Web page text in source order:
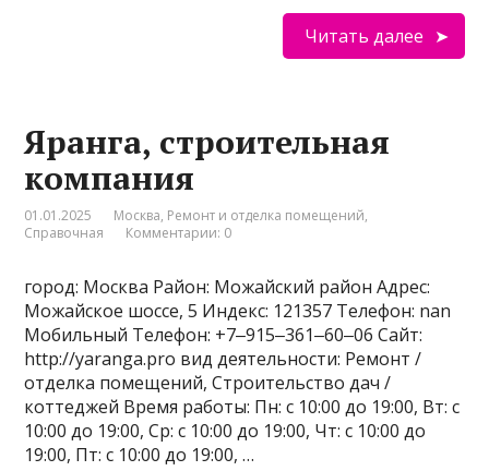
Читать далее
Яранга, строительная
компания
01.01.2025 Москва, Ремонт и отделка помещений,
Справочная
Комментарии: 0
город: Москва Район: Можайский район Адрес:
Можайское шоссе, 5 Индекс: 121357 Телефон: nan
Мобильный Телефон: +7‒915‒361‒60‒06 Сайт:
http://yaranga.pro вид деятельности: Ремонт /
отделка помещений, Строительство дач /
коттеджей Время работы: Пн: с 10:00 до 19:00, Вт: с
10:00 до 19:00, Ср: с 10:00 до 19:00, Чт: с 10:00 до
19:00, Пт: с 10:00 до 19:00, …